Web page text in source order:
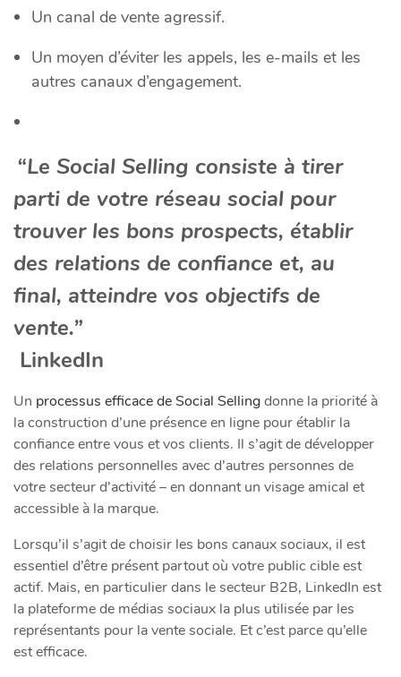
Un canal de vente agressif.
Un moyen d’éviter les appels, les e-mails et les
autres canaux d’engagement.
“Le Social Selling consiste à tirer
parti de votre réseau social pour
trouver les bons prospects, établir
des relations de confiance et, au
final, atteindre vos objectifs de
vente.”
LinkedIn
Un processus efficace de Social Sellingdonne la priorité à
la construction d’une présence en ligne pour établir la
confiance entre vous et vos clients. Il s’agit de développer
des relations personnelles avec d’autres personnes de
votre secteur d’activité – en donnant un visage amical et
accessible à la marque.
Lorsqu’il s’agit de choisir les bons canaux sociaux, il est
essentiel d’être présent partout où votre public cible est
actif. Mais, en particulier dans le secteur B2B, LinkedIn est
la plateforme de médias sociaux la plus utilisée par les
représentants pour la vente sociale. Et c’est parce qu’elle
est efficace.